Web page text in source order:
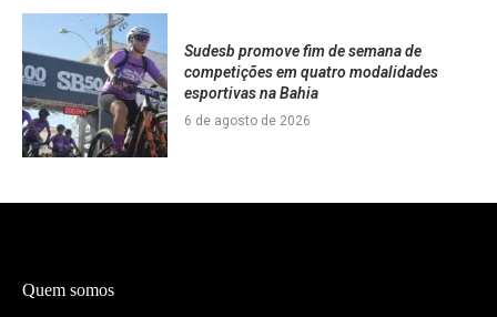
Sudesb promove fim de semana de
competições em quatro modalidades
esportivas na Bahia
6 de agosto de 2026
Quem somos